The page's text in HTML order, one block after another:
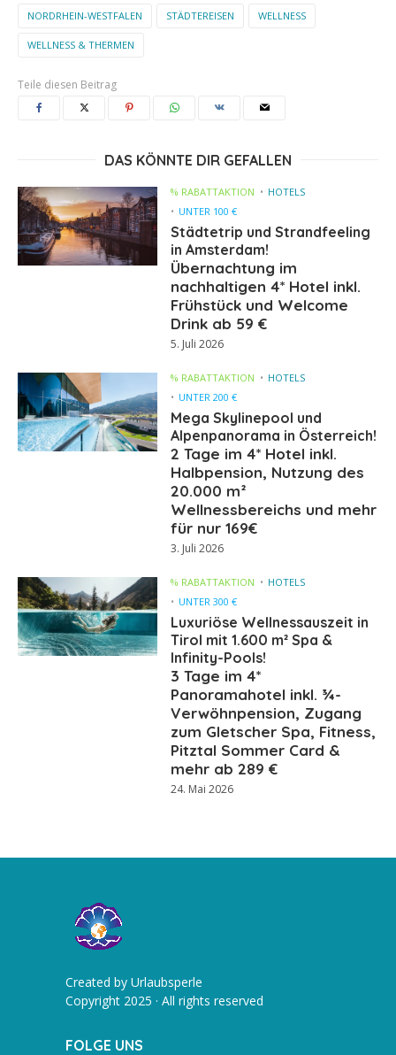
NORDRHEIN-WESTFALEN STÄDTEREISEN WELLNESS
WELLNESS & THERMEN
Teile diesen Beitrag
DAS KÖNNTE DIR GEFALLEN
% RABATTAKTION
HOTELS
UNTER 100 €
Städtetrip und Strandfeeling
in Amsterdam!
Übernachtung im
nachhaltigen 4* Hotel inkl.
Frühstück und Welcome
Drink ab 59 €
5. Juli 2026
% RABATTAKTION
HOTELS
UNTER 200 €
Mega Skylinepool und
Alpenpanorama in Österreich!
2 Tage im 4* Hotel inkl.
Halbpension, Nutzung des
20.000 m²
Wellnessbereichs und mehr
für nur 169€
3. Juli 2026
% RABATTAKTION
HOTELS
UNTER 300 €
Luxuriöse Wellnessauszeit in
Tirol mit 1.600 m² Spa &
Infinity-Pools!
3 Tage im 4*
Panoramahotel inkl. ¾-
Verwöhnpension, Zugang
zum Gletscher Spa, Fitness,
Pitztal Sommer Card &
mehr ab 289 €
24. Mai 2026
Created by Urlaubsperle
Copyright 2025 · All rights reserved
FOLGE UNS